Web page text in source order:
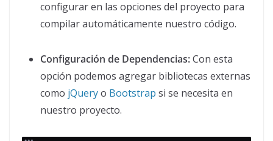
configurar en las opciones del proyecto para
compilar automáticamente nuestro código.
Configuración de Dependencias:Con esta
opción podemos agregar bibliotecas externas
como jQueryo Bootstrap si se necesita en
nuestro proyecto.